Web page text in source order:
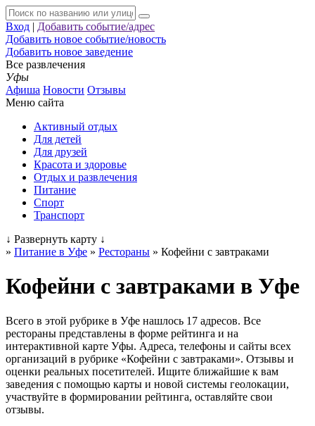
Вход | Добавить событие/адрес
Добавить новое событие/новость
Добавить новое заведение
Все развлечения
Уфы
Афиша Новости Отзывы
Меню сайта
Активный отдых
Для детей
Для друзей
Красота и здоровье
Отдых и развлечения
Питание
Спорт
Транспорт
↓ Развернуть карту ↓
» Питание в Уфе » Рестораны » Кофейни с завтраками
Кофейни с завтраками в Уфе
Всего в этой рубрике в Уфе нашлось 17 адресов. Все
рестораны представлены в форме рейтинга и на
интерактивной карте Уфы. Адреса, телефоны и сайты всех
организаций в рубрике «Кофейни с завтраками». Отзывы и
оценки реальных посетителей. Ищите ближайшие к вам
заведения с помощью карты и новой системы геолокации,
участвуйте в формировании рейтинга, оставляйте свои
отзывы.